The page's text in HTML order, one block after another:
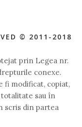
© 2011-2018
prin Legea nr.
conexe.
fi modificat, copiat,
sau în
scris din partea